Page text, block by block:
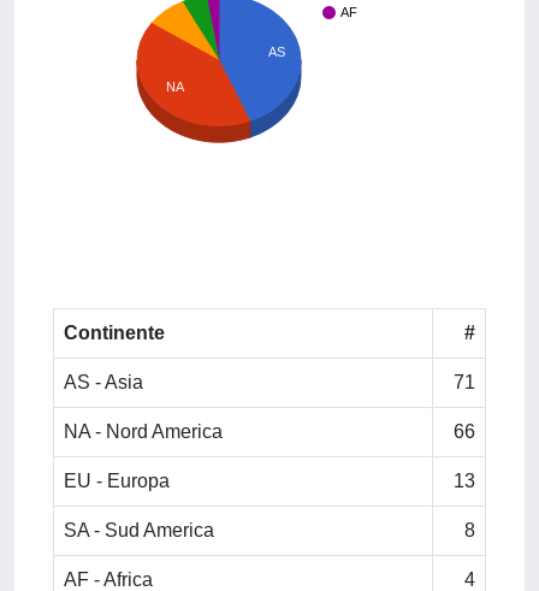
AF
AS
NA
Continente #
AS - Asia 71
NA - Nord America 66
EU - Europa 13
SA - Sud America 8
AF - Africa 4